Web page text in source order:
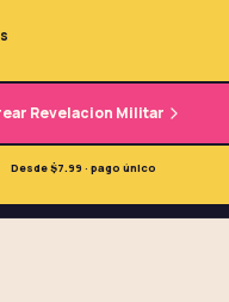
Revelacion Militar
Desde $7.99 · pago único